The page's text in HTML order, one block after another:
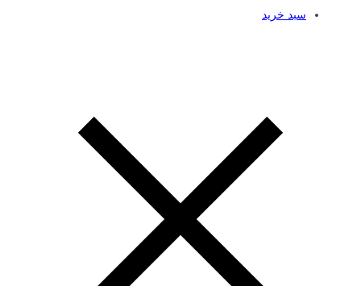
سبد خرید